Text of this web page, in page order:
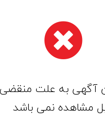
آگهی به علت
مشاهده نمی باشد